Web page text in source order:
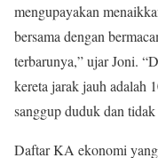
mengupayakan
bersama dengan
terbarunya,” ujar Joni.
kereta jarak jauh adalah
sanggup duduk dan
Daftar KA ekonomi